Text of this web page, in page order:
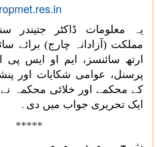
یہ معلومات ڈاکٹر جتیندر
مملکت (آزادانہ چارج) برائے
ارتھ سائنسز، ایم او ایس پی
پرسنل، عوامی شکایات اور
کے محکمے اور خلائی محکمہ نے
ایک تحریری جواب میں دی۔
*****